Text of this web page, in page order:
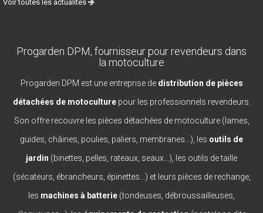
Voir toutes les actualités
Progarden DPM, fournisseur pour revendeurs dans
la motoculture
Progarden DPM est une entreprise de distribution de pièces
détachées de motoculturepour les professionnels revendeurs.
Son offre recouvre les pièces détachées de motoculture (lames,
guides, châines, poulies, paliers, membranes...), les outils de
jardin (binettes, pelles, rateaux, seaux...), les outils de taille
(sécateurs, ébrancheurs, épinettes...) et leurs pièces de rechange,
les machines à batterie (tondeuses, débroussailleuses,